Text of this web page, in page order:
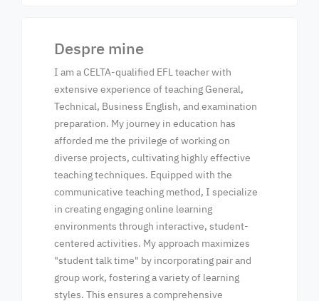
Despre mine
I am a CELTA-qualified EFL teacher with
extensive experience of teaching General,
Technical, Business English, and examination
preparation. My journey in education has
afforded me the privilege of working on
diverse projects, cultivating highly effective
teaching techniques. Equipped with the
communicative teaching method, I specialize
in creating engaging online learning
environments through interactive, student-
centered activities. My approach maximizes
"student talk time" by incorporating pair and
group work, fostering a variety of learning
styles. This ensures a comprehensive